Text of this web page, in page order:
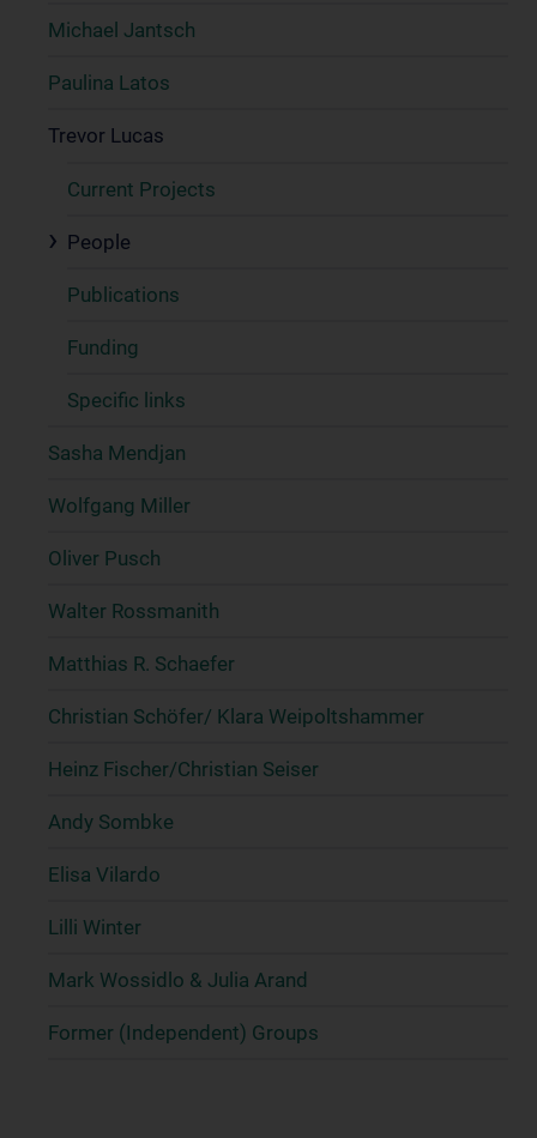
Michael Jantsch
Paulina Latos
Trevor Lucas
Current Projects
People
Publications
Funding
Specific links
Sasha Mendjan
Wolfgang Miller
Oliver Pusch
Walter Rossmanith
Matthias R. Schaefer
Christian Schöfer/ Klara Weipoltshammer
Heinz Fischer/Christian Seiser
Andy Sombke
Elisa Vilardo
Lilli Winter
Mark Wossidlo & Julia Arand
Former (Independent) Groups